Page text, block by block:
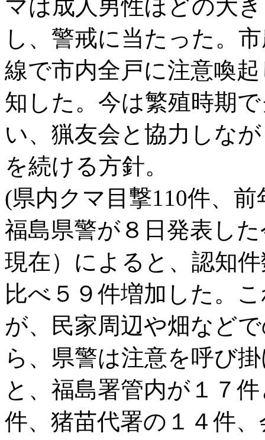
マは成人男性ほどの大
し、警戒に当たった。
線で市内全戸に注意喚
知した。今は繁殖時期
い、猟友会と協力しな
を続ける方針。
(県内クマ目撃110件、
福島県警が８日発表し
現在）によると、認知
比べ５９件増加した。
が、民家周辺や畑など
ら、県警は注意を呼び
と、福島署管内が１７
件、猪苗代署の１４件